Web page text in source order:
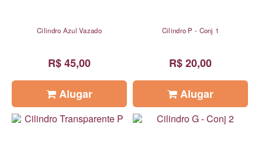
Cilindro Azul Vazado
R$ 45,00
Alugar
Cilindro P - Conj 1
R$ 20,00
Alugar